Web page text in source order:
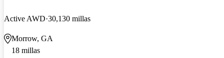
Active AWD 30,130 millas
Morrow, GA
18 millas